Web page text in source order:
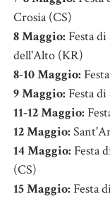
Crosia (CS)
8 Maggio: Festa
dell'Alto (KR)
8-10 Maggio:
9 Maggio: Festa
11-12 Maggio:
12 Maggio:
14 Maggio: Festa
(CS)
15 Maggio: Festa